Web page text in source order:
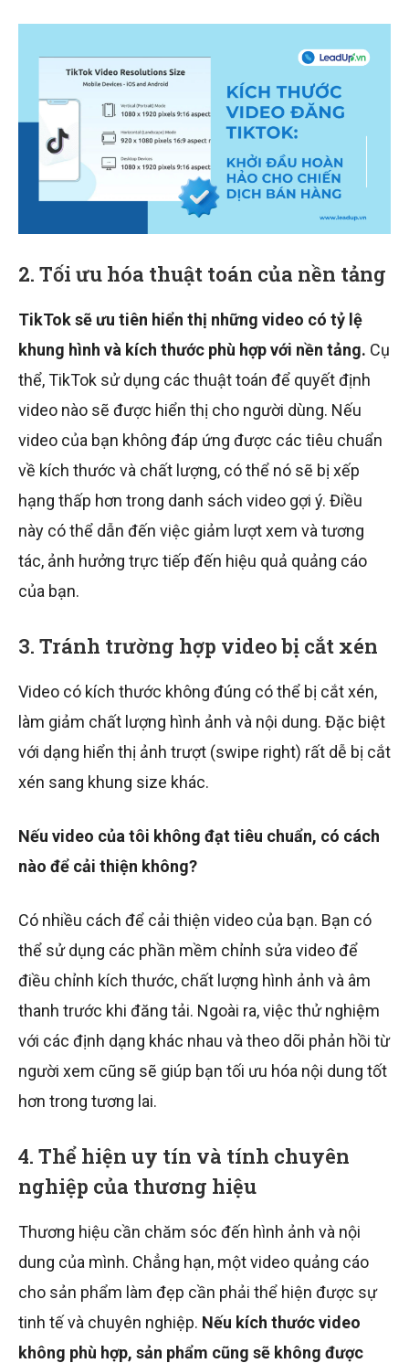
2. Tối ưu hóa thuật toán của nền tảng
TikTok sẽ ưu tiên hiển thị những video có tỷ lệ
khung hình và kích thước phù hợp với nền tảng. Cụ
thể, TikTok sử dụng các thuật toán để quyết định
video nào sẽ được hiển thị cho người dùng. Nếu
video của bạn không đáp ứng được các tiêu chuẩn
về kích thước và chất lượng, có thể nó sẽ bị xếp
hạng thấp hơn trong danh sách video gợi ý. Điều
này có thể dẫn đến việc giảm lượt xem và tương
tác, ảnh hưởng trực tiếp đến hiệu quả quảng cáo
của bạn.
3. Tránh trường hợp video bị cắt xén
Video có kích thước không đúng có thể bị cắt xén,
làm giảm chất lượng hình ảnh và nội dung. Đặc biệt
với dạng hiển thị ảnh trượt (swipe right) rất dễ bị cắt
xén sang khung size khác.
Nếu video của tôi không đạt tiêu chuẩn, có cách
nào để cải thiện không?
Có nhiều cách để cải thiện video của bạn. Bạn có
thể sử dụng các phần mềm chỉnh sửa video để
điều chỉnh kích thước, chất lượng hình ảnh và âm
thanh trước khi đăng tải. Ngoài ra, việc thử nghiệm
với các định dạng khác nhau và theo dõi phản hồi từ
người xem cũng sẽ giúp bạn tối ưu hóa nội dung tốt
hơn trong tương lai.
4. Thể hiện uy tín và tính chuyên
nghiệp của thương hiệu
Thương hiệu cần chăm sóc đến hình ảnh và nội
dung của mình. Chẳng hạn, một video quảng cáo
cho sản phẩm làm đẹp cần phải thể hiện được sự
tinh tế và chuyên nghiệp. Nếu kích thước video
không phù hợp, sản phẩm cũng sẽ không được